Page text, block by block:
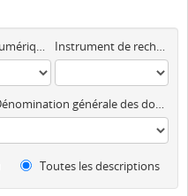
Document numérique disponible Instrument de recherche
Dénomination générale des documents
Toutes les descriptions